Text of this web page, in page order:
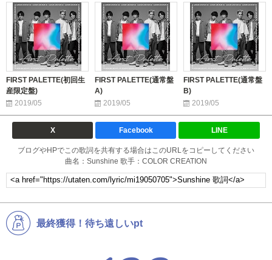
FIRST PALETTE(初回生
産限定盤)
2019/05
FIRST PALETTE(通常盤
A)
2019/05
FIRST PALETTE(通常盤
B)
2019/05
X Facebook LINE
ブログやHPでこの歌詞を共有する場合はこのURLをコピーしてください
曲名：Sunshine 歌手：COLOR CREATION
最終獲得！待ち遠しいpt